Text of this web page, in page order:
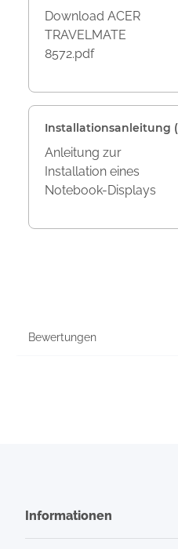
Download ACER
TRAVELMATE
8572.pdf
Installationsanleitung
Anleitung zur
Installation eines
Notebook-Displays
Bewertungen
Informationen